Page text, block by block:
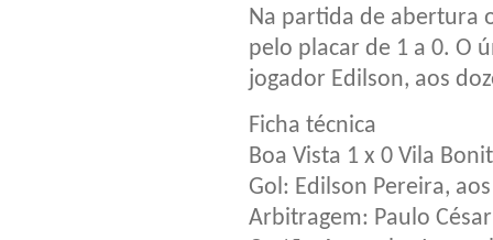
Na partida de abertura
pelo placar de 1 a 0. O
jogador Edilson, aos
Ficha técnica
Boa Vista 1 x 0 Vila
Gol: Edilson Pereira,
Arbitragem: Paulo